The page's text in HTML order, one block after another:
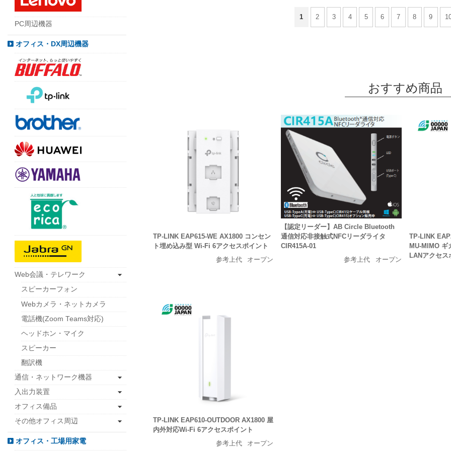
1 2 3 4 5 6 7 8 9
おすすめ商品
TP-LINK EAP615-WE AX1800 コンセン
ト埋め込み型 Wi-Fi 6アクセスポイント
参考上代
オープン
【認定リーダー】AB Circle Bluetooth
通信対応非接触式NFCリーダライタ
CIR415A-01
参考上代
オープン
TP-LINK
MU-MIMO ギ
LANアクセス
TP-LINK EAP610-OUTDOOR AX1800 屋
内外対応Wi-Fi 6アクセスポイント
参考上代
オープン
PC周辺機器
オフィス・DX周辺機器
Web会議・テレワーク
スピーカーフォン
Webカメラ・ネットカメラ
電話機(Zoom Teams対応)
ヘッドホン・マイク
スピーカー
翻訳機
通信・ネットワーク機器
入出力装置
オフィス備品
その他オフィス周辺
オフィス・工場用家電